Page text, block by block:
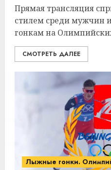
Прямая трансляция
стилем среди
гонкам на
СМОТРЕТЬ ДАЛЕЕ
Лыжные гонки.